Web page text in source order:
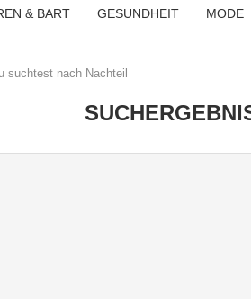
& BART GESUNDHEIT MODE
suchtest nach Nachteil